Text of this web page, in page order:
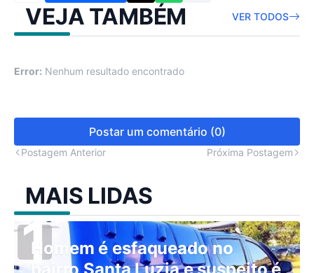
VEJA TAMBÉM VER TODOS
Error: Nenhum resultado encontrado
Postar um comentário (0)
Postagem Anterior Próxima Postagem
MAIS LIDAS
Homem é esfaqueado no